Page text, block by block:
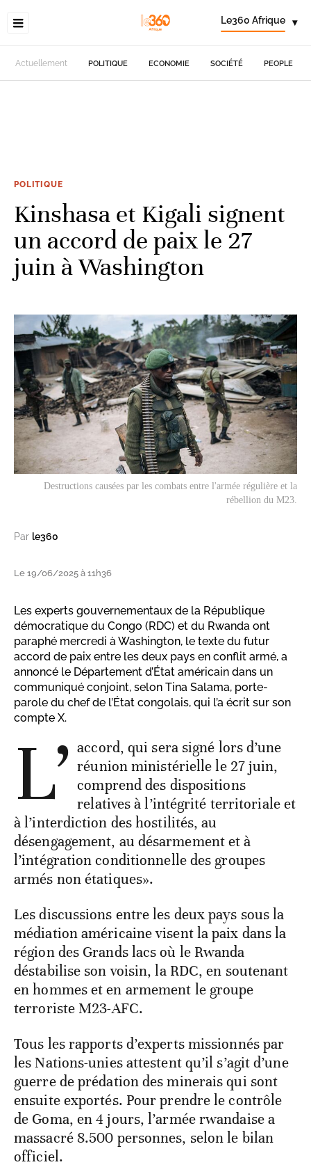
Le360 Afrique ▾
Actuellement POLITIQUE ECONOMIE SOCIÉTÉ PEOPLE
POLITIQUE
Kinshasa et Kigali signent
un accord de paix le 27
juin à Washington
Destructions causées par les combats entre l'armée régulière et la
rébellion du M23.
Par le360
Le 19/06/2025 à 11h36
Les experts gouvernementaux de la République
démocratique du Congo (RDC) et du Rwanda ont
paraphé mercredi à Washington, le texte du futur
accord de paix entre les deux pays en conflit armé, a
annoncé le Département d’État américain dans un
communiqué conjoint, selon Tina Salama, porte-
parole du chef de l’État congolais, qui l’a écrit sur son
compte X.
L’ accord, qui sera signé lors d’une
réunion ministérielle le 27 juin,
comprend des dispositions
relatives à l’intégrité territoriale et
à l’interdiction des hostilités, au
désengagement, au désarmement et à
l’intégration conditionnelle des groupes
armés non étatiques».
Les discussions entre les deux pays sous la
médiation américaine visent la paix dans la
région des Grands lacs où le Rwanda
déstabilise son voisin, la RDC, en soutenant
en hommes et en armement le groupe
terroriste M23-AFC.
Tous les rapports d’experts missionnés par
les Nations-unies attestent qu’il s’agit d’une
guerre de prédation des minerais qui sont
ensuite exportés. Pour prendre le contrôle
de Goma, en 4 jours, l’armée rwandaise a
massacré 8.500 personnes, selon le bilan
officiel.